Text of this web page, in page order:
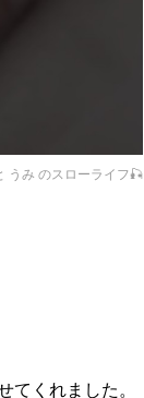
うみ のスローライフ‪🎣‬
くれました。